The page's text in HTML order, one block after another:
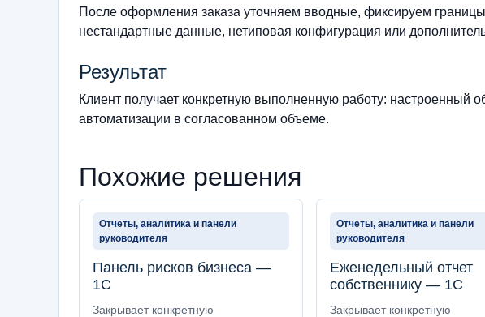
После оформления заказа уточняем вводные, фиксируем
нестандартные данные, нетиповая конфигурация или
Результат
Клиент получает конкретную выполненную работу: настроенный
автоматизации в согласованном объеме.
Похожие решения
Отчеты, аналитика и панели
руководителя
Панель рисков бизнеса —
1С
Закрывает конкретную
Отчеты, аналитика и панели
руководителя
Еженедельный отчет
собственнику — 1С
Закрывает конкретную